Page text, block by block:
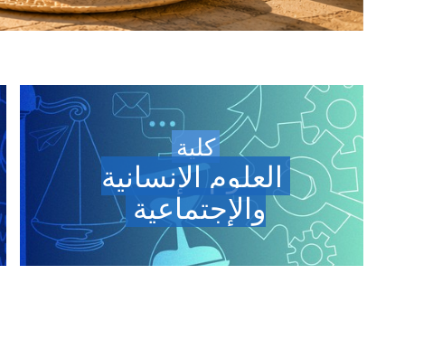
كلية
العلوم الإنسانية
والإجتماعية